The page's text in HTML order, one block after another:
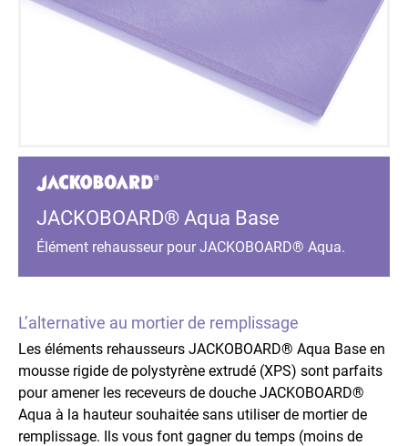
JACKOBOARD® Aqua Base
Élément rehausseur pour JACKOBOARD® Aqua.
L’alternative au mortier de remplissage
Les éléments rehausseurs JACKOBOARD® Aqua Base en
mousse rigide de polystyrène extrudé (XPS) sont parfaits
pour amener les receveurs de douche JACKOBOARD®
Aqua à la hauteur souhaitée sans utiliser de mortier de
remplissage. Ils vous font gagner du temps (moins de